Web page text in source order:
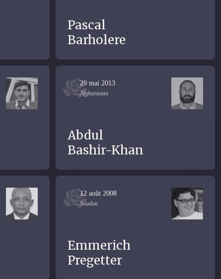
Pascal
Barholere
29 mai 2013
Afghanistan
Abdul
Bashir-Khan
12 août 2008
Soudan
Emmerich
Pregetter